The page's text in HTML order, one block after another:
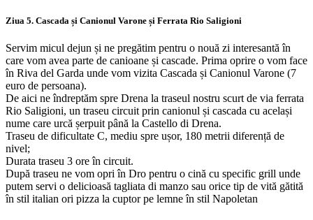
Ziua 5. Cascada și Canionul Varone și Ferrata Rio Saligioni
Servim micul dejun și ne pregătim pentru o nouă zi interesantă în
care vom avea parte de canioane și cascade. Prima oprire o vom face
în Riva del Garda unde vom vizita Cascada și Canionul Varone (7
euro de persoana).
De aici ne îndreptăm spre Drena la traseul nostru scurt de via ferrata
Rio Saligioni, un traseu circuit prin canionul și cascada cu același
nume care urcă șerpuit până la Castello di Drena.
Traseu de dificultate C, mediu spre ușor, 180 metrii diferență de
nivel;
Durata traseu 3 ore în circuit.
După traseu ne vom opri în Dro pentru o cină cu specific grill unde
putem servi o delicioasă tagliata di manzo sau orice tip de vită gătită
în stil italian ori pizza la cuptor pe lemne în stil Napoletan